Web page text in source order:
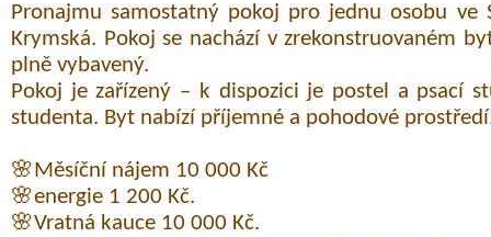
Pronajmu samostatný pokoj pro jednu osobu ve
Krymská. Pokoj se nachází v zrekonstruovaném
plně vybavený.
Pokoj je zařízený – k dispozici je postel a psací
studenta. Byt nabízí příjemné a pohodové
🌸Měsíční nájem 10 000 Kč
🌸energie 1 200 Kč.
🌸Vratná kauce 10 000 Kč.